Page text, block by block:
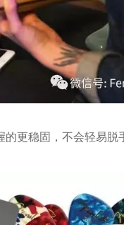
更稳固，不会轻易脱